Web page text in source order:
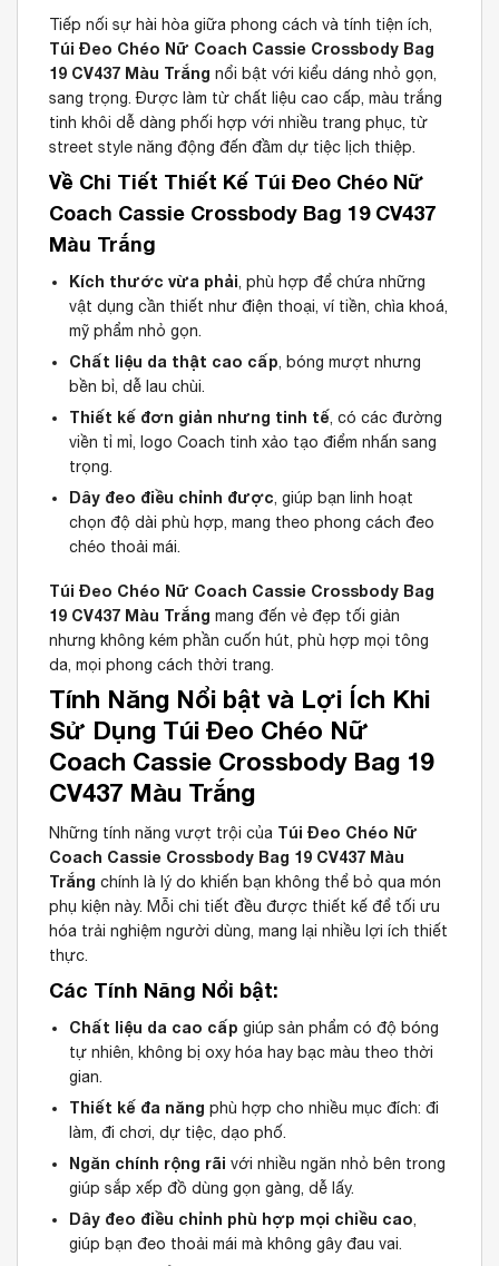
Tiếp nối sự hài hòa giữa phong cách và tính tiện ích,
Túi Đeo Chéo Nữ Coach Cassie Crossbody Bag
19 CV437 Màu Trắng nổi bật với kiểu dáng nhỏ gọn,
sang trọng. Được làm từ chất liệu cao cấp, màu trắng
tinh khôi dễ dàng phối hợp với nhiều trang phục, từ
street style năng động đến đầm dự tiệc lịch thiệp.
Về Chi Tiết Thiết Kế Túi Đeo Chéo Nữ
Coach Cassie Crossbody Bag 19 CV437
Màu Trắng
Kích thước vừa phải, phù hợp để chứa những
vật dụng cần thiết như điện thoại, ví tiền, chìa khoá,
mỹ phẩm nhỏ gọn.
Chất liệu da thật cao cấp, bóng mượt nhưng
bền bỉ, dễ lau chùi.
Thiết kế đơn giản nhưng tinh tế, có các đường
viền tỉ mỉ, logo Coach tinh xảo tạo điểm nhấn sang
trọng.
Dây đeo điều chỉnh được, giúp bạn linh hoạt
chọn độ dài phù hợp, mang theo phong cách đeo
chéo thoải mái.
Túi Đeo Chéo Nữ Coach Cassie Crossbody Bag
19 CV437 Màu Trắng mang đến vẻ đẹp tối giản
nhưng không kém phần cuốn hút, phù hợp mọi tông
da, mọi phong cách thời trang.
Tính Năng Nổi bật và Lợi Ích Khi
Sử Dụng Túi Đeo Chéo Nữ
Coach Cassie Crossbody Bag 19
CV437 Màu Trắng
Những tính năng vượt trội của Túi Đeo Chéo Nữ
Coach Cassie Crossbody Bag 19 CV437 Màu
Trắng chính là lý do khiến bạn không thể bỏ qua món
phụ kiện này. Mỗi chi tiết đều được thiết kế để tối ưu
hóa trải nghiệm người dùng, mang lại nhiều lợi ích thiết
thực.
Các Tính Năng Nổi bật:
Chất liệu da cao cấp giúp sản phẩm có độ bóng
tự nhiên, không bị oxy hóa hay bạc màu theo thời
gian.
Thiết kế đa năng phù hợp cho nhiều mục đích: đi
làm, đi chơi, dự tiệc, dạo phố.
Ngăn chính rộng rãi với nhiều ngăn nhỏ bên trong
giúp sắp xếp đồ dùng gọn gàng, dễ lấy.
Dây đeo điều chỉnh phù hợp mọi chiều cao,
giúp bạn đeo thoải mái mà không gây đau vai.